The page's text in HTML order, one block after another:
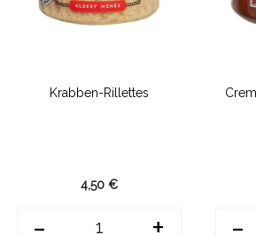
Krabben-Rillettes
4,50 €
- + -